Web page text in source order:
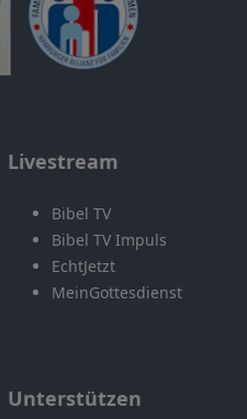
Livestream
Bibel TV
Bibel TV Impuls
EchtJetzt
MeinGottesdienst
Unterstützen